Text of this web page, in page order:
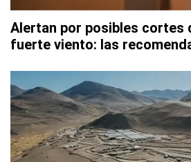
Alertan por posibles cortes
fuerte viento: las